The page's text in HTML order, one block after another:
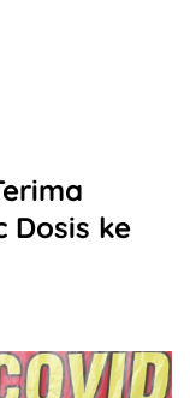
Dosis ke